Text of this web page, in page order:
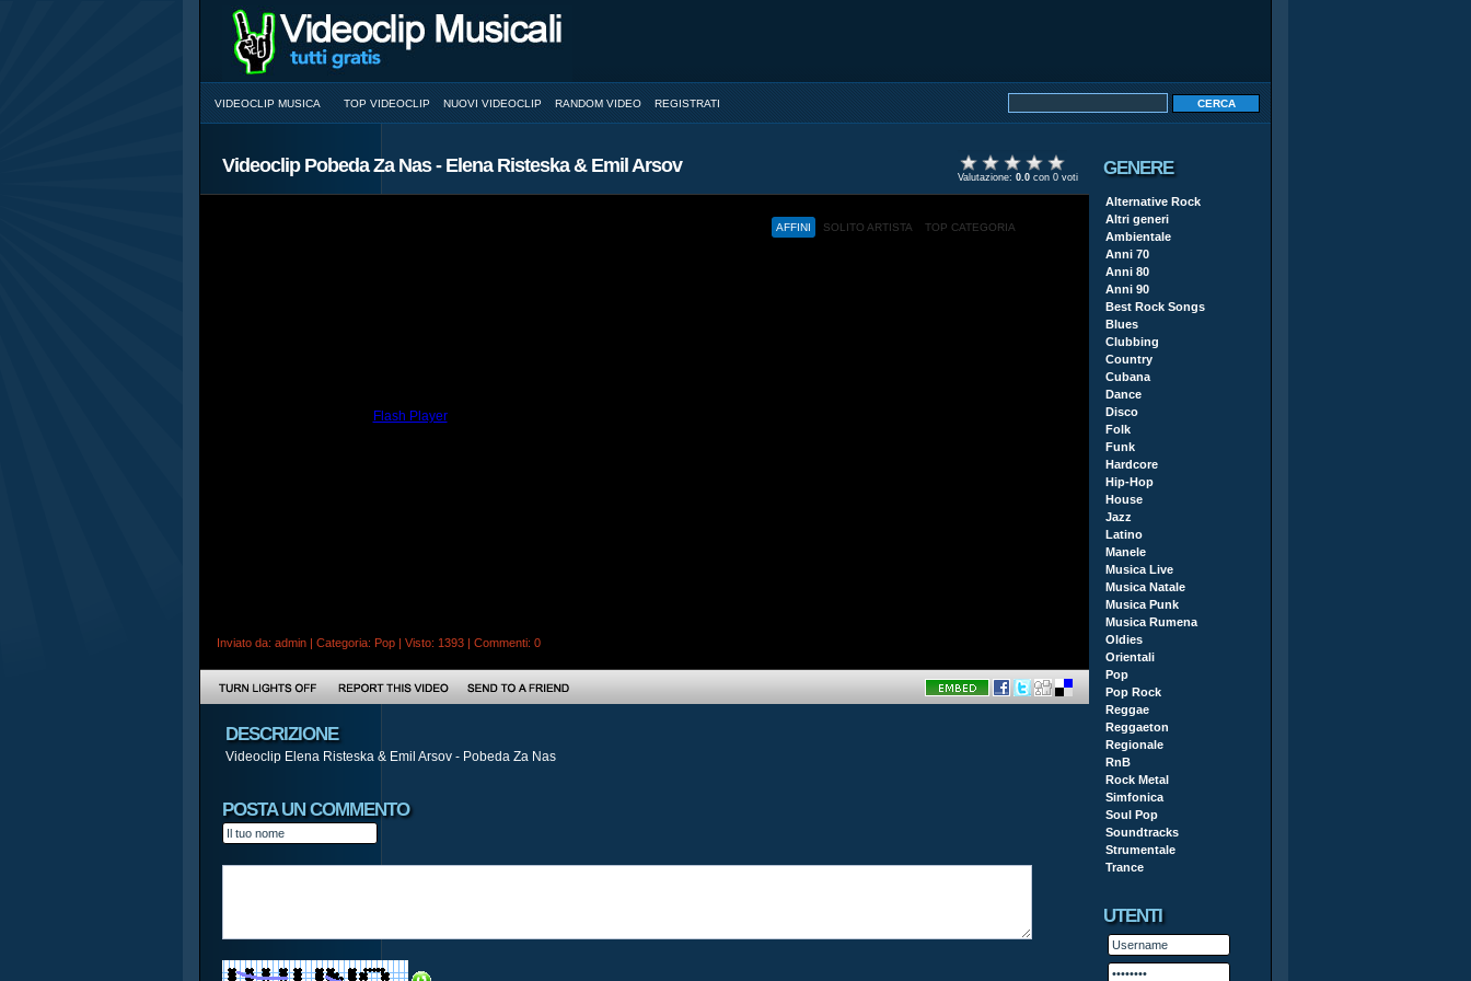
VIDEOCLIP MUSICA TOP VIDEOCLIP NUOVI VIDEOCLIP RANDOM VIDEO REGISTRATI
Videoclip Pobeda Za Nas - Elena Risteska & Emil Arsov
Valutazione: 0.0 con 0 voti
Flash Playerinstalled and a browser with JavaScript support.
AFFINI SOLITO ARTISTA TOP CATEGORIA
Inviato da: admin | Categoria: Pop | Visto: 1393 | Commenti: 0
DESCRIZIONE
Videoclip Elena Risteska & Emil Arsov - Pobeda Za Nas
POSTA UN COMMENTO
GENERE
Alternative Rock
Altri generi
Ambientale
Anni 70
Anni 80
Anni 90
Best Rock Songs
Blues
Clubbing
Country
Cubana
Dance
Disco
Folk
Funk
Hardcore
Hip-Hop
House
Jazz
Latino
Manele
Musica Live
Musica Natale
Musica Punk
Musica Rumena
Oldies
Orientali
Pop
Pop Rock
Reggae
Reggaeton
Regionale
RnB
Rock Metal
Simfonica
Soul Pop
Soundtracks
Strumentale
Trance
UTENTI